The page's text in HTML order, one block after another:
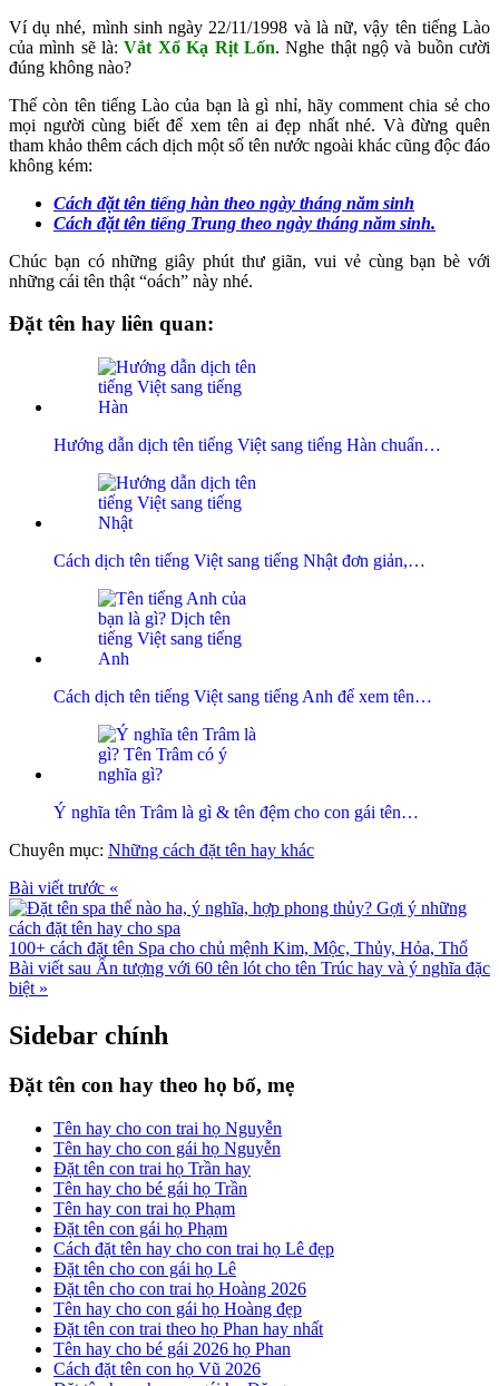
Ví dụ nhé, mình sinh ngày 22/11/1998 và là nữ, vậy tên tiếng Lào
của mình sẽ là:Vắt Xổ Kạ Rịt Lốn. Nghe thật ngộ và buồn cười
đúng không nào?
Thế còn tên tiếng Lào của bạn là gì nhỉ, hãy comment chia sẻ cho
mọi người cùng biết để xem tên ai đẹp nhất nhé. Và đừng quên
tham khảo thêm cách dịch một số tên nước ngoài khác cũng độc đáo
không kém:
Cách đặt tên tiếng hàn theo ngày tháng năm sinh
Cách đặt tên tiếng Trung theo ngày tháng năm sinh.
Chúc bạn có những giây phút thư giãn, vui vẻ cùng bạn bè với
những cái tên thật “oách” này nhé.
Đặt tên hay liên quan:
Hướng dẫn dịch tên tiếng Việt sang tiếng Hàn chuẩn…
Cách dịch tên tiếng Việt sang tiếng Nhật đơn giản,…
Cách dịch tên tiếng Việt sang tiếng Anh để xem tên…
Ý nghĩa tên Trâm là gì & tên đệm cho con gái tên…
Chuyên mục: Những cách đặt tên hay khác
Bài viết trước «
100+ cách đặt tên Spa cho chủ mệnh Kim, Mộc, Thủy, Hỏa, Thổ
Bài viết sau Ấn tượng với 60 tên lót cho tên Trúc hay và ý nghĩa đặc
biệt »
Sidebar chính
Đặt tên con hay theo họ bố, mẹ
Tên hay cho con trai họ Nguyễn
Tên hay cho con gái họ Nguyễn
Đặt tên con trai họ Trần hay
Tên hay cho bé gái họ Trần
Tên hay con trai họ Phạm
Đặt tên con gái họ Phạm
Cách đặt tên hay cho con trai họ Lê đẹp
Đặt tên cho con gái họ Lê
Đặt tên cho con trai họ Hoàng 2026
Tên hay cho con gái họ Hoàng đẹp
Đặt tên con trai theo họ Phan hay nhất
Tên hay cho bé gái 2026 họ Phan
Cách đặt tên con họ Vũ 2026